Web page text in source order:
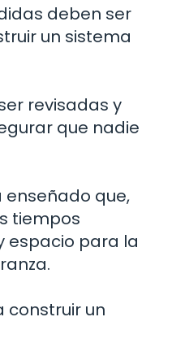
deben ser
un sistema
revisadas y
que nadie
enseñado que,
tiempos
espacio para la
construir un